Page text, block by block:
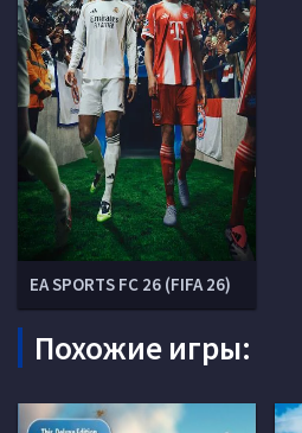
EA SPORTS FC 26 (FIFA 26)
Похожие игры: